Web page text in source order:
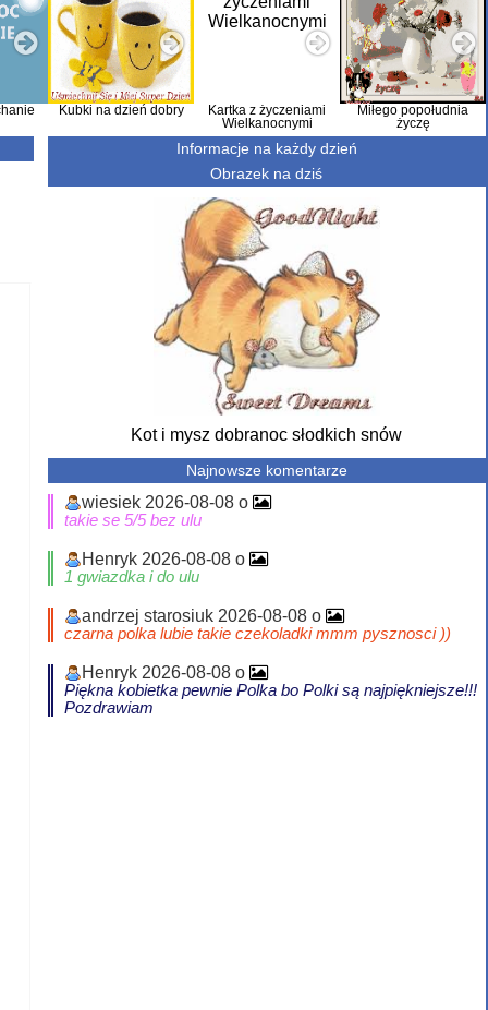
Kubki na dzień dobry
Kartka z życzeniami
Wielkanocnymi
Miłego popołudnia
życzę
Informacje na każdy dzień
Obrazek na dziś
Kot i mysz dobranoc słodkich snów
Najnowsze komentarze
wiesiek 2026-08-08 o
takie se 5/5 bez ulu
Henryk 2026-08-08 o
1 gwiazdka i do ulu
andrzej starosiuk 2026-08-08 o
czarna polka lubie takie czekoladki mmm pysznosci ))
Henryk 2026-08-08 o
Piękna kobietka pewnie Polka bo Polki są najpiękniejsze!!!
Pozdrawiam